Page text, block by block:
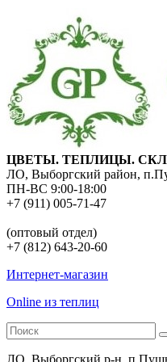
ЦВЕТЫ. ТЕПЛИЦЫ.
ЛО, Выборгский район,
ПН-ВС 9:00-18:00
+7 (911) 005-71-47
(оптовый отдел)
+7 (812) 643-20-60
Интернет-магазин
Online из теплиц
ЛО, Выборгский р-н,